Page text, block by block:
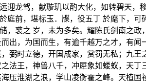
龙驾，献璇玑以酌大化，如转碧天，
前，堪标玉．牒，役五丁 於麾下，
裘之 岁，未为多矣。耀陈氏剑南之
出，为国而生，有逾千越万之才，有
时立德，开国成家，赏罚无私；九王
法王，神兽八千，冲犀象如蝼蚁，天
淮湖之浪，学山凌衡霍之峰。天植